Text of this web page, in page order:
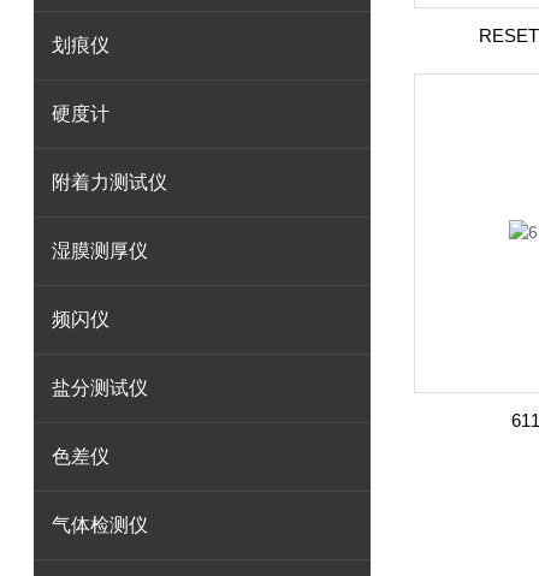
划痕仪
硬度计
附着力测试仪
湿膜测厚仪
频闪仪
盐分测试仪
色差仪
气体检测仪